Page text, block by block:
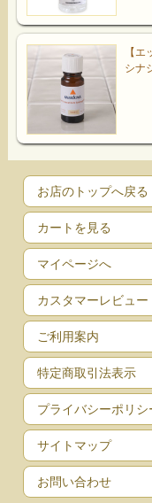
【
シナ
お店のトップへ戻る
カートを見る
マイページへ
カスタマーレビュー
ご利用案内
特定商取引法表示
プライバシーポリシ
サイトマップ
お問い合わせ